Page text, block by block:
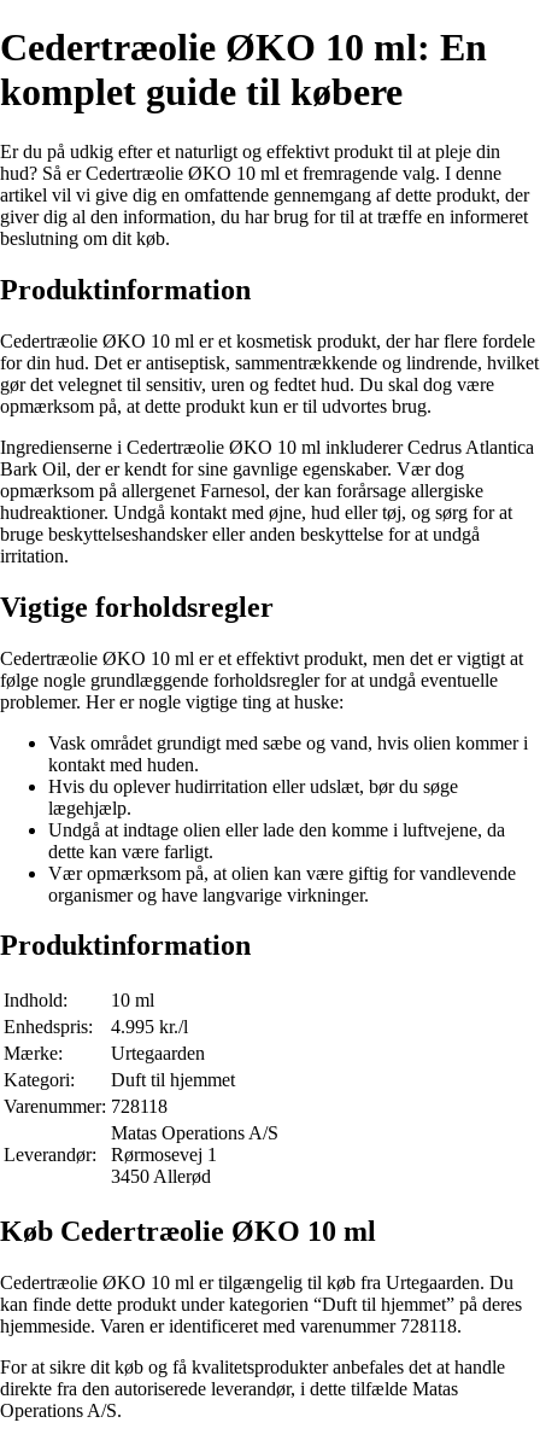
Cedertræolie ØKO 10 ml: En
komplet guide til købere
Er du på udkig efter et naturligt og effektivt produkt til at pleje din
hud? Så er Cedertræolie ØKO 10 ml et fremragende valg. I denne
artikel vil vi give dig en omfattende gennemgang af dette produkt, der
giver dig al den information, du har brug for til at træffe en informeret
beslutning om dit køb.
Produktinformation
Cedertræolie ØKO 10 ml er et kosmetisk produkt, der har flere fordele
for din hud. Det er antiseptisk, sammentrækkende og lindrende, hvilket
gør det velegnet til sensitiv, uren og fedtet hud. Du skal dog være
opmærksom på, at dette produkt kun er til udvortes brug.
Ingredienserne i Cedertræolie ØKO 10 ml inkluderer Cedrus Atlantica
Bark Oil, der er kendt for sine gavnlige egenskaber. Vær dog
opmærksom på allergenet Farnesol, der kan forårsage allergiske
hudreaktioner. Undgå kontakt med øjne, hud eller tøj, og sørg for at
bruge beskyttelseshandsker eller anden beskyttelse for at undgå
irritation.
Vigtige forholdsregler
Cedertræolie ØKO 10 ml er et effektivt produkt, men det er vigtigt at
følge nogle grundlæggende forholdsregler for at undgå eventuelle
problemer. Her er nogle vigtige ting at huske:
Vask området grundigt med sæbe og vand, hvis olien kommer i
kontakt med huden.
Hvis du oplever hudirritation eller udslæt, bør du søge
lægehjælp.
Undgå at indtage olien eller lade den komme i luftvejene, da
dette kan være farligt.
Vær opmærksom på, at olien kan være giftig for vandlevende
organismer og have langvarige virkninger.
Produktinformation
Indhold:
10 ml
Enhedspris:
4.995 kr./l
Mærke:
Urtegaarden
Kategori:
Duft til hjemmet
Varenummer: 728118
Leverandør:
Matas Operations A/S
Rørmosevej 1
3450 Allerød
Køb Cedertræolie ØKO 10 ml
Cedertræolie ØKO 10 ml er tilgængelig til køb fra Urtegaarden. Du
kan finde dette produkt under kategorien “Duft til hjemmet” på deres
hjemmeside. Varen er identificeret med varenummer 728118.
For at sikre dit køb og få kvalitetsprodukter anbefales det at handle
direkte fra den autoriserede leverandør, i dette tilfælde Matas
Operations A/S.